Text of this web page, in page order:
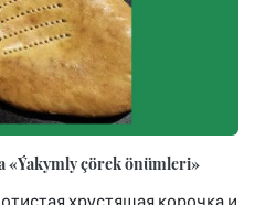
«Ýakymly çörek önümleri»